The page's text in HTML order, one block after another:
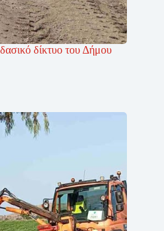
δίκτυο του Δήμου